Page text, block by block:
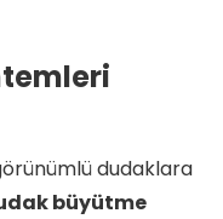
dudaklara
büyütme